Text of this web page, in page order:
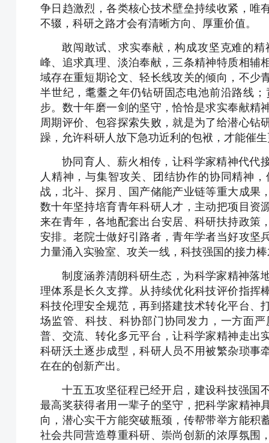
争日趋激烈，各类核心技术壁垒持续收紧，唯
不辍，科研之路才会有清晰方向、厚重价值。
敢闯敢试、求实奉献，构成攻坚克难的
峰、追求真理、淡泊奉献，三条精神特质相辅
域存在重短期论文、轻长线攻关的倾向，不少
半世纪，耄耋之年仍钻研固态电池前沿路线
步。数十年磨一剑的坚守，恰恰是求实奉献精
周期评价、包容探索失败，就是为了给潜心钻
躁，允许科研人放下急功近利的包袱，才能催
协同育人、薪火相传，让科学家精神代代
人精神，与集智攻关、团结协作的协同精神
战，北斗、探月、国产储能产业链等重大成果
数十年坚持培育青年科研人才，主动把项目资
来在青年，各地配套出台安居、科研扶持政策
安排。老院士做好引路者，青年学者当好攻坚
力量涌入实验室、攻关一线，科技强国的接力
制度涵养清朗科研生态，为科学家精神落
理体系是长久支撑。从持续优化科技评价指挥
科技伦理安全规范，再到搭建技术转化平台、
场监管、科技、科协部门协同发力，一方面
普、交流、转化多元平台，让科学家精神走出
科研沃土逐步成型，科研人员不用被繁杂琐事
在在的创新产出。
十五五攻坚征程已经开启，建设科技强国
最高奖获得者用一辈子的坚守，把科学家精神
向，潜心实干方能突破瓶颈，传帮带举方能积
社会共同营造尊重科研、崇尚创新的浓厚氛围